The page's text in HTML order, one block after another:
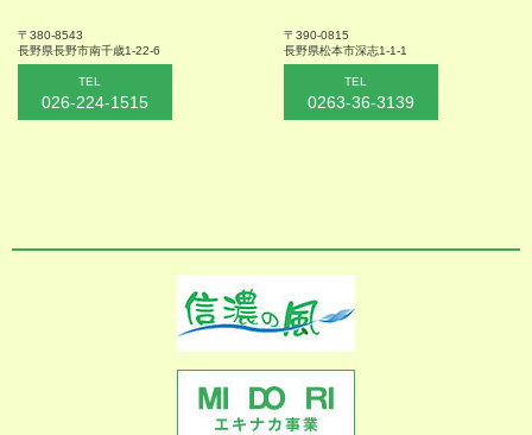
〒380-8543
長野県長野市南千歳1-22-6
TEL
026-224-1515
〒390-0815
長野県松本市深志1-1-1
TEL
0263-36-3139